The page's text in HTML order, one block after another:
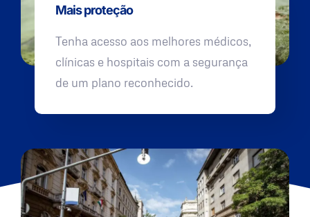
Mais proteção
Tenha acesso aos melhores médicos,
clínicas e hospitais com a segurança
de um plano reconhecido.